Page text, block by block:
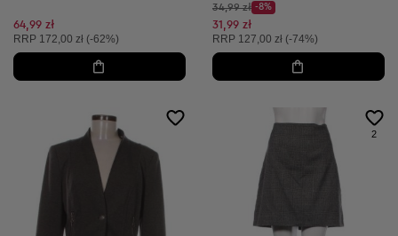
64,99 zł
Cena sugerowana:
RRP 172,00 zł (-62%)
Cena początkowa:
34,99 zł
Discount Price:
-8%
Obniżona cena:
31,99 zł
Cena sugerowana:
RRP 127,00 zł (-74%)
2